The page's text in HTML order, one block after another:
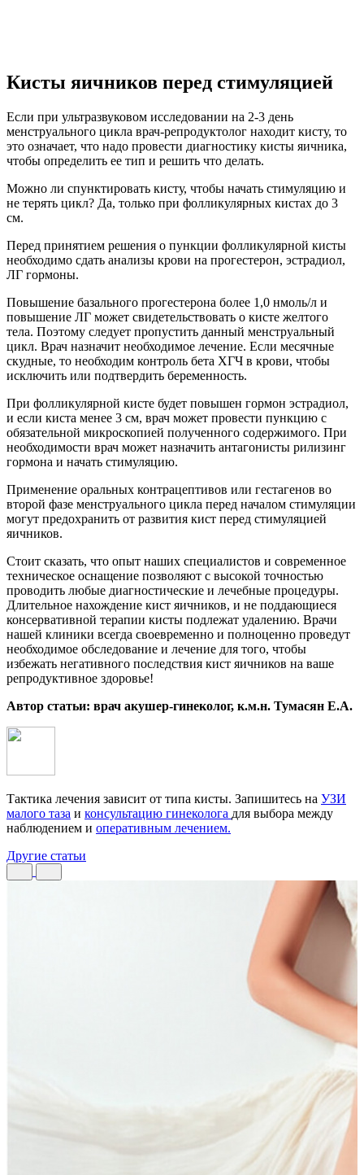
Кисты яичников перед стимуляцией
Если при ультразвуковом исследовании на 2-3 день
менструального цикла врач-репродуктолог находит кисту, то
это означает, что надо провести диагностику кисты яичника,
чтобы определить ее тип и решить что делать.
Можно ли спунктировать кисту, чтобы начать стимуляцию и
не терять цикл? Да, только при фолликулярных кистах до 3
см.
Перед принятием решения о пункции фолликулярной кисты
необходимо сдать анализы крови на прогестерон, эстрадиол,
ЛГ гормоны.
Повышение базального прогестерона более 1,0 нмоль/л и
повышение ЛГ может свидетельствовать о кисте желтого
тела. Поэтому следует пропустить данный менструальный
цикл. Врач назначит необходимое лечение. Если месячные
скудные, то необходим контроль бета ХГЧ в крови, чтобы
исключить или подтвердить беременность.
При фолликулярной кисте будет повышен гормон эстрадиол,
и если киста менее 3 см, врач может провести пункцию с
обязательной микроскопией полученного содержимого. При
необходимости врач может назначить антагонисты рилизинг
гормона и начать стимуляцию.
Применение оральных контрацептивов или гестагенов во
второй фазе менструального цикла перед началом стимуляции
могут предохранить от развития кист перед стимуляцией
яичников.
Стоит сказать, что опыт наших специалистов и современное
техническое оснащение позволяют с высокой точностью
проводить любые диагностические и лечебные процедуры.
Длительное нахождение кист яичников, и не поддающиеся
консервативной терапии кисты подлежат удалению. Врачи
нашей клиники всегда своевременно и полноценно проведут
необходимое обследование и лечение для того, чтобы
избежать негативного последствия кист яичников на ваше
репродуктивное здоровье!
Автор статьи: врач акушер-гинеколог, к.м.н. Тумасян Е.А.
Тактика лечения зависит от типа кисты. Запишитесь на УЗИ
малого таза и консультацию гинеколога для выбора между
наблюдением и оперативным лечением.
Другие статьи